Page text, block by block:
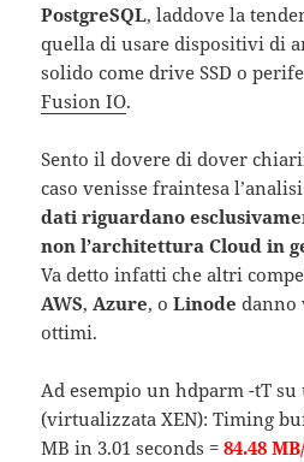
PostgreSQL, laddove la
quella di usare dispositivi di
solido come drive SSD o
Fusion IO.
Sento il dovere di dover
caso venisse fraintesa
dati riguardano
non l’architettura Cloud in
Va detto infatti che altri
AWS,Azure, oLinode danno
ottimi.
Ad esempio un hdparm -tT su
(virtualizzata XEN): Timing
MB in 3.01 seconds =84.48